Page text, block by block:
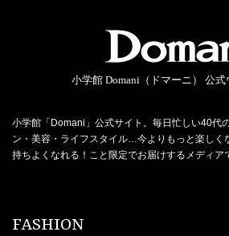
小学館 Domani（ドマーニ） 公式
小学館「Domani」公式サイト。毎日忙しい40代
ン・美容・ライフスタイル…今よりもっと楽しく
持ちよくなれる！こと限定でお届けするメディア
FASHION